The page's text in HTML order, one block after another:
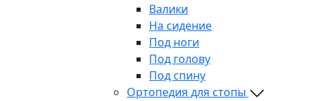
Валики
На сидение
Под ноги
Под голову
Под спину
Ортопедия для стопы